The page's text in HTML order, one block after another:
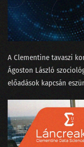
151 -
149 - A
A Clementine tavaszi
⁠Ágoston László⁠
előadások kapcsán